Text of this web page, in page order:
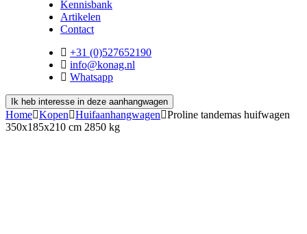
Kennisbank
Artikelen
Contact
+31 (0)527652190
info@konag.nl
Whatsapp
Ik heb interesse in deze aanhangwagen
Home Kopen Huifaanhangwagen
Proline tandemas huifwagen
350x185x210 cm 2850 kg